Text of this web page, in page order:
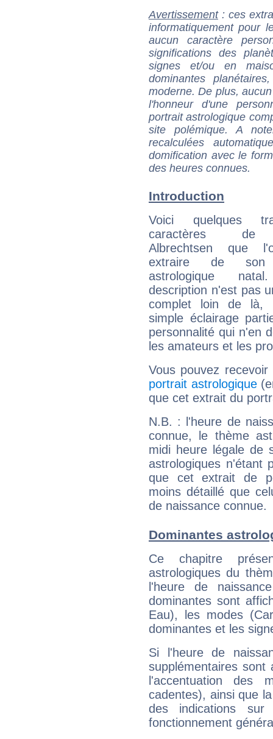
Avertissement: ces
informatiquement pour
aucun caractère
significations des
signes et/ou en
dominantes
moderne. De plus,
l'honneur d'une
portrait astrologique
site polémique. A
recalculées
domification avec le
des heures connues.
Introduction
Voici quelques
caractères de
Albrechtsen que
extraire de son
astrologique
description n'est pas
complet loin de là,
simple éclairage
personnalité qui n'en
les amateurs et les
Vous pouvez
portrait astrologique
que cet extrait du
N.B. : l'heure de
connue, le thème
midi heure légale de
astrologiques n'étant
que cet extrait de
moins détaillé que
de naissance connue.
Dominantes
Ce chapitre
astrologiques du
l'heure de
dominantes sont
Eau), les modes
dominantes et les
Si l'heure de
supplémentaires sont
l'accentuation des
cadentes), ainsi que
des indications sur
fonctionnement